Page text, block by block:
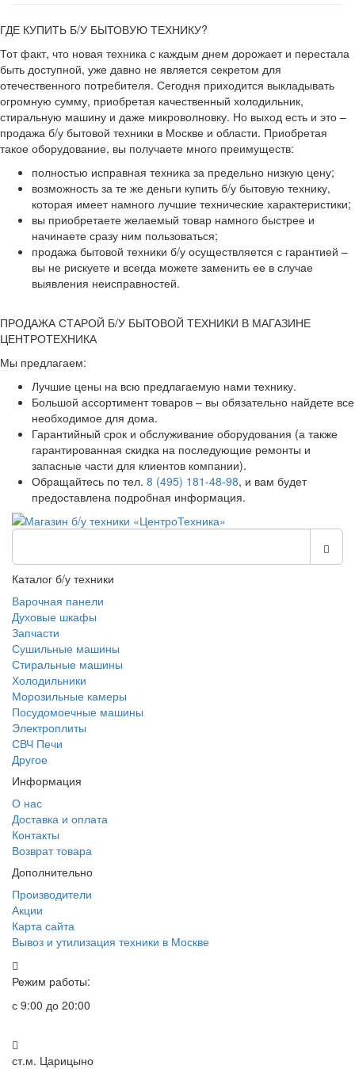
ГДЕ КУПИТЬ Б/У БЫТОВУЮ ТЕХНИКУ?
Тот факт, что новая техника с каждым днем дорожает и перестала
быть доступной, уже давно не является секретом для
отечественного потребителя. Сегодня приходится выкладывать
огромную сумму, приобретая качественный холодильник,
стиральную машину и даже микроволновку. Но выход есть и это –
продажа б/у бытовой техники в Москве и области. Приобретая
такое оборудование, вы получаете много преимуществ:
полностью исправная техника за предельно низкую цену;
возможность за те же деньги купить б/у бытовую технику,
которая имеет намного лучшие технические характеристики;
вы приобретаете желаемый товар намного быстрее и
начинаете сразу ним пользоваться;
продажа бытовой техники б/у осуществляется с гарантией –
вы не рискуете и всегда можете заменить ее в случае
выявления неисправностей.
ПРОДАЖА СТАРОЙ Б/У БЫТОВОЙ ТЕХНИКИ В МАГАЗИНЕ
ЦЕНТРОТЕХНИКА
Мы предлагаем:
Лучшие цены на всю предлагаемую нами технику.
Большой ассортимент товаров – вы обязательно найдете все
необходимое для дома.
Гарантийный срок и обслуживание оборудования (а также
гарантированная скидка на последующие ремонты и
запасные части для клиентов компании).
Обращайтесь по тел. 8 (495) 181-48-98, и вам будет
предоставлена подробная информация.
Каталог б/у техники
Варочная панели
Духовые шкафы
Запчасти
Сушильные машины
Стиральные машины
Холодильники
Морозильные камеры
Посудомоечные машины
Электроплиты
СВЧ Печи
Другое
Информация
О нас
Доставка и оплата
Контакты
Возврат товара
Дополнительно
Производители
Акции
Карта сайта
Вывоз и утилизация техники в Москве
Режим работы:
с 9:00 до 20:00
ст.м. Царицыно